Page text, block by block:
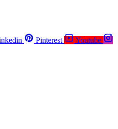
Pinterest
Youtube